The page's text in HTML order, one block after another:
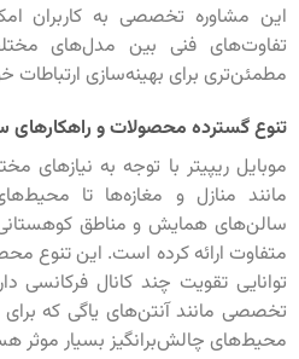
این مشاوره تخصصی به کاربران
تفاوت‌های فنی بین مدل‌های
مطمئن‌تری برای بهینه‌سازی ارتباطات
تنوع گسترده محصولات و راهکارهای
موبایل ریپیتر با توجه به نیازهای
مانند منازل و مغازه‌ها تا
سالن‌های همایش و مناطق
متفاوت ارائه کرده است. این تنوع
توانایی تقویت چند کانال فرکانسی
تخصصی مانند آنتن‌های یاگی که
محیط‌های چالش‌برانگیز بسیار موثر